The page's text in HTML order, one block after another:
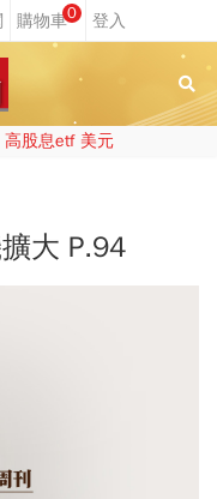
0
高股息etf 美元
大 P.94